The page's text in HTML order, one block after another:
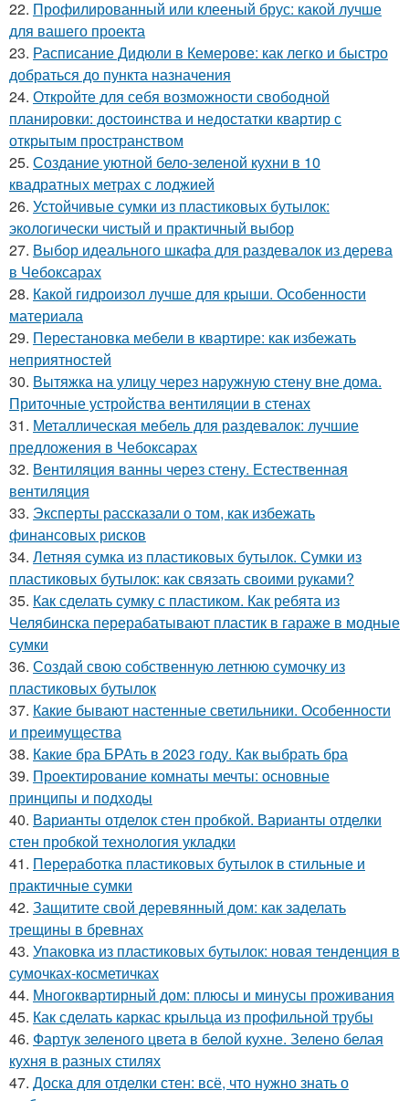
22. Профилированный или клееный брус: какой лучше
для вашего проекта
23. Расписание Дидюли в Кемерове: как легко и быстро
добраться до пункта назначения
24. Откройте для себя возможности свободной
планировки: достоинства и недостатки квартир с
открытым пространством
25. Создание уютной бело-зеленой кухни в 10
квадратных метрах с лоджией
26. Устойчивые сумки из пластиковых бутылок:
экологически чистый и практичный выбор
27. Выбор идеального шкафа для раздевалок из дерева
в Чебоксарах
28. Какой гидроизол лучше для крыши. Особенности
материала
29. Перестановка мебели в квартире: как избежать
неприятностей
30. Вытяжка на улицу через наружную стену вне дома.
Приточные устройства вентиляции в стенах
31. Металлическая мебель для раздевалок: лучшие
предложения в Чебоксарах
32. Вентиляция ванны через стену. Естественная
вентиляция
33. Эксперты рассказали о том, как избежать
финансовых рисков
34. Летняя сумка из пластиковых бутылок. Сумки из
пластиковых бутылок: как связать своими руками?
35. Как сделать сумку с пластиком. Как ребята из
Челябинска перерабатывают пластик в гараже в модные
сумки
36. Создай свою собственную летнюю сумочку из
пластиковых бутылок
37. Какие бывают настенные светильники. Особенности
и преимущества
38. Какие бра БРАть в 2023 году. Как выбрать бра
39. Проектирование комнаты мечты: основные
принципы и подходы
40. Варианты отделок стен пробкой. Варианты отделки
стен пробкой технология укладки
41. Переработка пластиковых бутылок в стильные и
практичные сумки
42. Защитите свой деревянный дом: как заделать
трещины в бревнах
43. Упаковка из пластиковых бутылок: новая тенденция в
сумочках-косметичках
44. Многоквартирный дом: плюсы и минусы проживания
45. Как сделать каркас крыльца из профильной трубы
46. Фартук зеленого цвета в белой кухне. Зелено белая
кухня в разных стилях
47. Доска для отделки стен: всё, что нужно знать о